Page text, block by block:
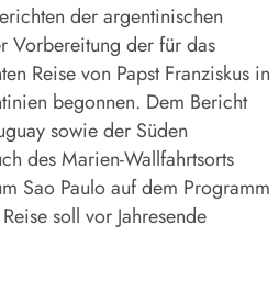
der argentinischen
Vorbereitung der für das
Reise von Papst Franziskus in
begonnen. Dem Bericht
sowie der Süden
des Marien-Wallfahrtsorts
Sao Paulo auf dem Programm
soll vor Jahresende